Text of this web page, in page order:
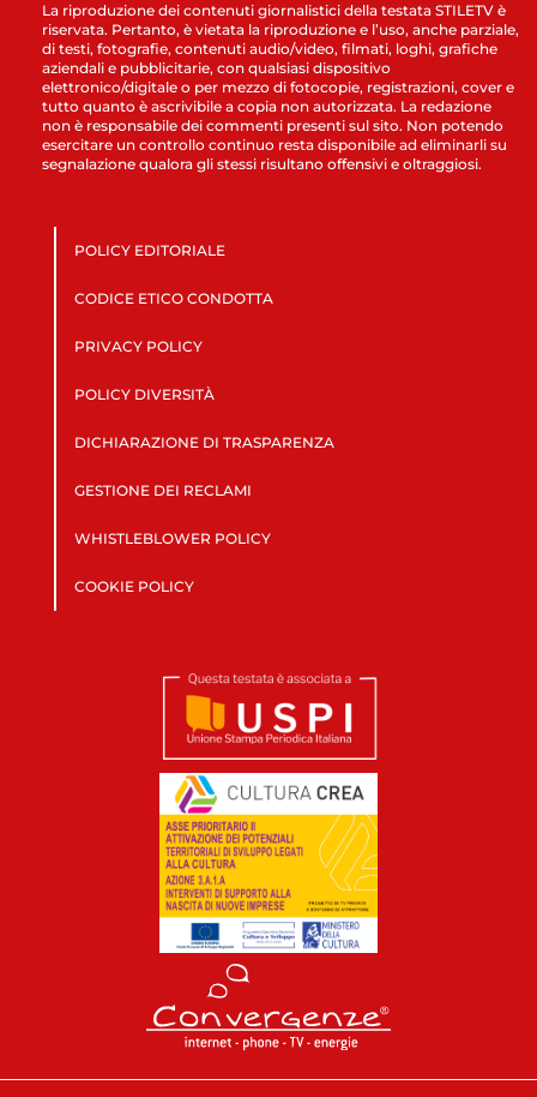
La riproduzione dei contenuti giornalistici della testata STILETV è
riservata. Pertanto, è vietata la riproduzione e l’uso, anche parziale,
di testi, fotografie, contenuti audio/video, filmati, loghi, grafiche
aziendali e pubblicitarie, con qualsiasi dispositivo
elettronico/digitale o per mezzo di fotocopie, registrazioni, cover e
tutto quanto è ascrivibile a copia non autorizzata. La redazione
non è responsabile dei commenti presenti sul sito. Non potendo
esercitare un controllo continuo resta disponibile ad eliminarli su
segnalazione qualora gli stessi risultano offensivi e oltraggiosi.
POLICY EDITORIALE
CODICE ETICO CONDOTTA
PRIVACY POLICY
POLICY DIVERSITÀ
DICHIARAZIONE DI TRASPARENZA
GESTIONE DEI RECLAMI
WHISTLEBLOWER POLICY
COOKIE POLICY